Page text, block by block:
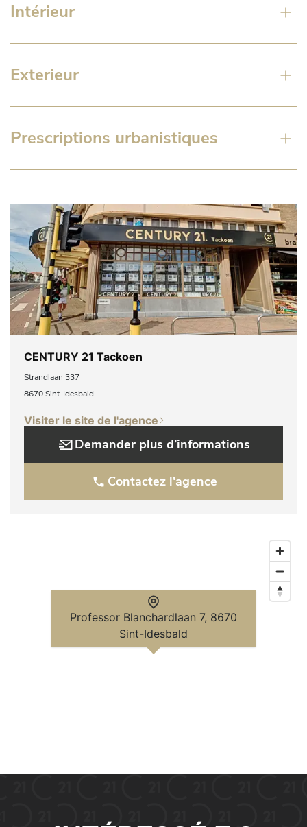
Intérieur
Exterieur
Prescriptions urbanistiques
CENTURY 21 Tackoen
Strandlaan 337
8670 Sint-Idesbald
Visiter le site de l'agence
Demander plus d’informations
Contactez l'agence
Professor Blanchardlaan 7, 8670
Sint-Idesbald